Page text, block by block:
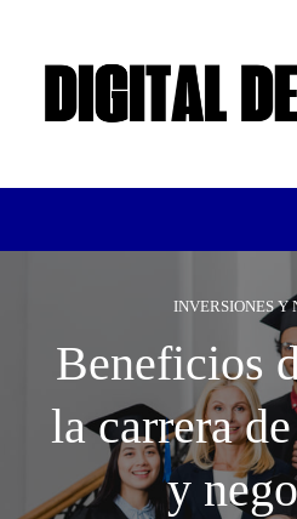
INVERSIONES Y
Beneficios
la carrera
y